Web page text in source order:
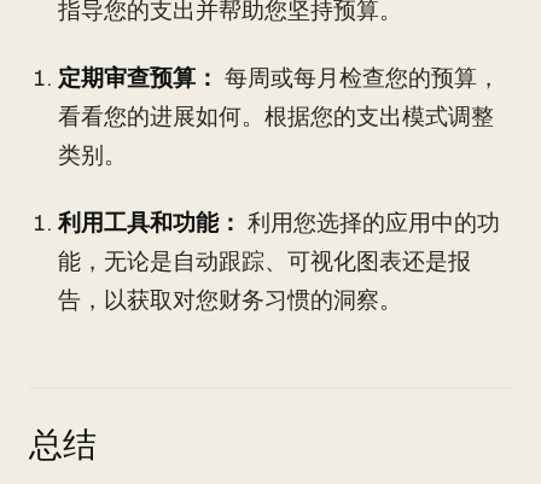
指导您的支出并帮助您坚持预算。
定期审查预算： 每周或每月检查您的预算，
看看您的进展如何。根据您的支出模式调整
类别。
利用工具和功能： 利用您选择的应用中的功
能，无论是自动跟踪、可视化图表还是报
告，以获取对您财务习惯的洞察。
总结